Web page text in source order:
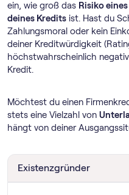
ein, wie groß das Risiko
deines Kredits ist. Hast du
Zahlungsmoral oder kein
deiner Kreditwürdigkeit
höchstwahrscheinlich
Kredit.
Möchtest du einen
stets eine Vielzahl von
hängt von deiner
Existenzgründer